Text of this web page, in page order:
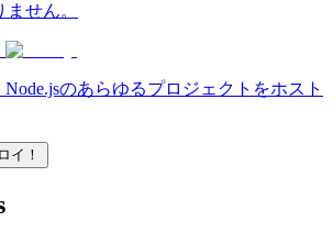
せん。
Node.jsのあらゆるプロジェクトをホスト
イ！